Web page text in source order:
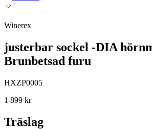
Winerex
justerbar sockel -DIA
Brunbetsad furu
HXZP0005
1 899 kr
Träslag